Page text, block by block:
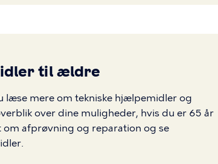
til ældre
læse mere om tekniske hjælpemidler og
over dine muligheder, hvis du er 65 år
afprøvning og reparation og se